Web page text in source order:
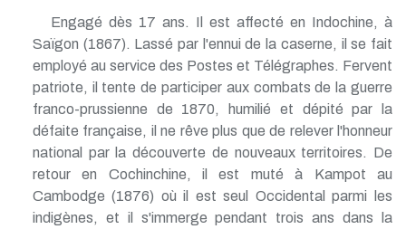
Engagé dès 17 ans. Il est affecté en Indochine, à
Saïgon (1867). Lassé par l'ennui de la caserne, il se fait
employé au service des Postes et Télégraphes. Fervent
patriote, il tente de participer aux combats de la guerre
franco-prussienne de 1870, humilié et dépité par la
défaite française, il ne rêve plus que de relever l'honneur
national par la découverte de nouveaux territoires. De
retour en Cochinchine, il est muté à Kampot au
Cambodge (1876) où il est seul Occidental parmi les
indigènes, et il s'immerge pendant trois ans dans la